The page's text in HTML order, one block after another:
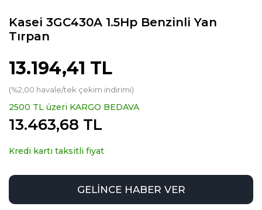
Kasei 3GC430A 1.5Hp Benzinli Yan
Tırpan
13.194,41 TL
(%2,00 havale/tek çekim indirimi)
2500 TL üzeri KARGO BEDAVA
13.463,68 TL
Kredi kartı taksitli fiyat
GELİNCE HABER VER